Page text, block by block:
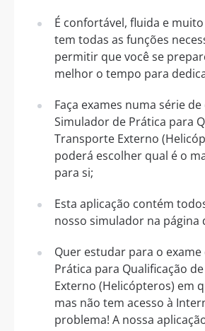
É confortável, fluida e
tem todas as funções
permitir que você se
melhor o tempo para
Faça exames numa série
Simulador de Prática para
Transporte Externo
poderá escolher qual é o
para si;
Esta aplicação contém
nosso simulador na página
Quer estudar para o
Prática para Qualificação
Externo (Helicópteros) em
mas não tem acesso à
problema! A nossa